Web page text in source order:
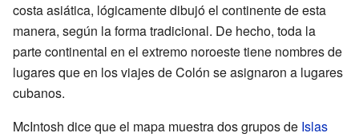
costa asiática, lógicamente dibujó el continente de esta
manera, según la forma tradicional. De hecho, toda la
parte continental en el extremo noroeste tiene nombres de
lugares que en los viajes de Colón se asignaron a lugares
cubanos.
McIntosh dice que el mapa muestra dos grupos de Islas